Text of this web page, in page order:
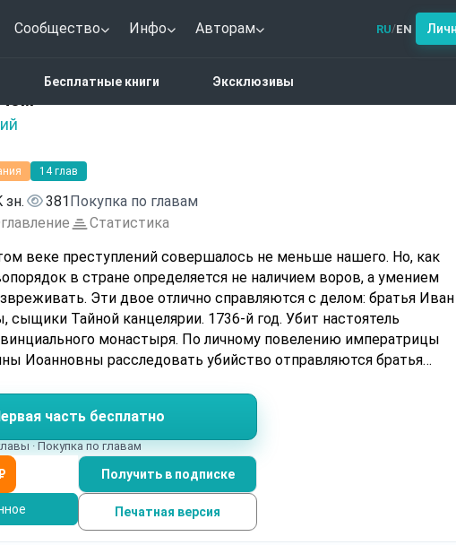
Сообщество Инфо Авторам RU/EN
Бесплатные книги Эксклюзивы
14 глав
зн. 381Покупка по главам
Статистика
веке преступлений совершалось не меньше нашего. Но, как
в стране определяется не наличием воров, а умением
Эти двое отлично справляются с делом: братья
канцелярии. 1736-й год. Убит настоятель
монастыря. По личному повелению императрицы
Иоанновны расследовать убийство отправляются братья
знал, что рутинное с виду дело затронет самые разные круги
с большой дороги до влиятельнейших вельмож! Мало
оказывается и будущее империи…
часть бесплатно
· Покупка по главам
Получить в подписке
Печатная версия